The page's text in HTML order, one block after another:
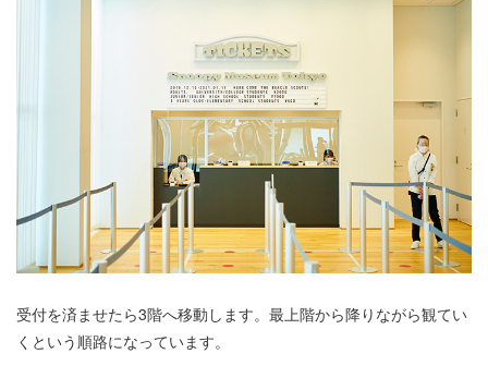
受付を済ませたら3階へ移動します。最上階から降りながら観てい
くという順路になっています。